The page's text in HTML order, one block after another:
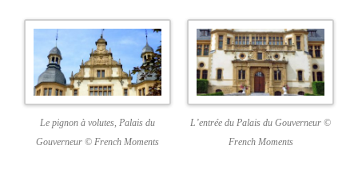
Le pignon à volutes, Palais du
Gouverneur © French Moments
L’entrée du Palais du Gouverneur ©
French Moments